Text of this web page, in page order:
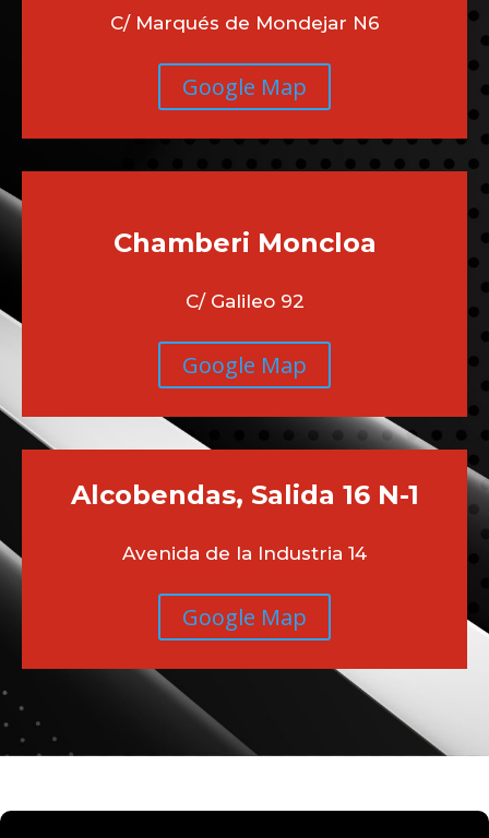
C/ Marqués de Mondejar N6
Google Map
Chamberi Moncloa
C/ Galileo 92
Google Map
Alcobendas, Salida 16 N-1
Avenida de la Industria 14
Google Map